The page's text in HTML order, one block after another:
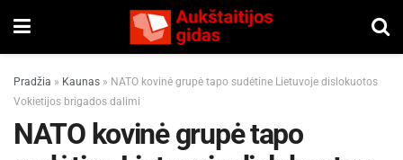
Pradžia » Kaunas » NATO kovinė grupė tapo sudėtine Lietuvoje dislokuotos
Vokietijos brigados dalimi
NATO kovinė grupė tapo